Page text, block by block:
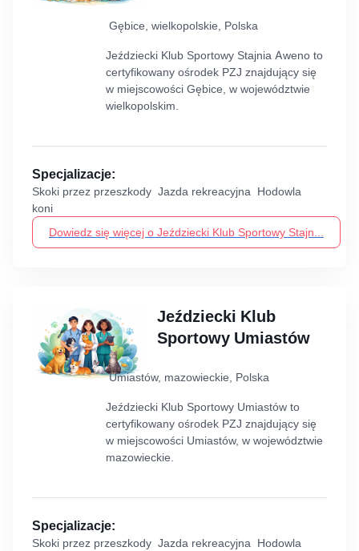
Gębice, wielkopolskie, Polska
Jeździecki Klub Sportowy Stajnia Aweno to
certyfikowany ośrodek PZJ znajdujący się
w miejscowości Gębice, w województwie
wielkopolskim.
Specjalizacje:
Skoki przez przeszkody Jazda rekreacyjna Hodowla
koni
Dowiedz się więcej o Jeździecki Klub Sportowy Stajn...
Jeździecki Klub
Sportowy Umiastów
Umiastów, mazowieckie, Polska
Jeździecki Klub Sportowy Umiastów to
certyfikowany ośrodek PZJ znajdujący się
w miejscowości Umiastów, w województwie
mazowieckie.
Specjalizacje:
Skoki przez przeszkody Jazda rekreacyjna Hodowla